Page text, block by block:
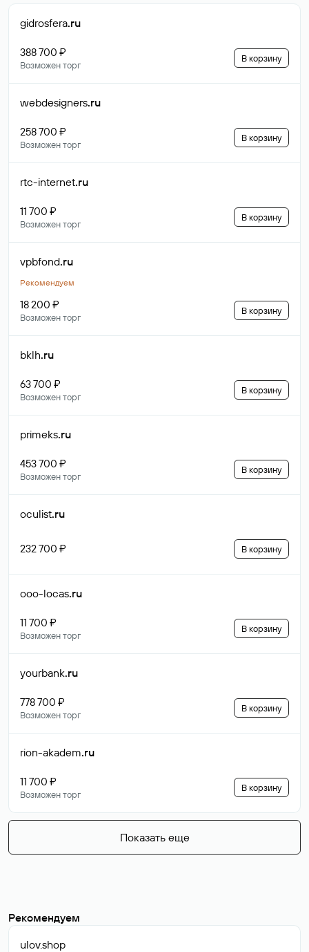
gidrosfera.ru
388 700 ₽
Возможен торг
В корзину
webdesigners.ru
258 700 ₽
Возможен торг
В корзину
rtc-internet.ru
11 700 ₽
Возможен торг
В корзину
vpbfond.ru
Рекомендуем
18 200 ₽
Возможен торг
В корзину
bklh.ru
63 700 ₽
Возможен торг
В корзину
primeks.ru
453 700 ₽
Возможен торг
В корзину
oculist.ru
232 700 ₽ В корзину
ooo-locas.ru
11 700 ₽
Возможен торг
В корзину
yourbank.ru
778 700 ₽
Возможен торг
В корзину
rion-akadem.ru
11 700 ₽
Возможен торг
В корзину
Показать еще
Рекомендуем
ulov.shop